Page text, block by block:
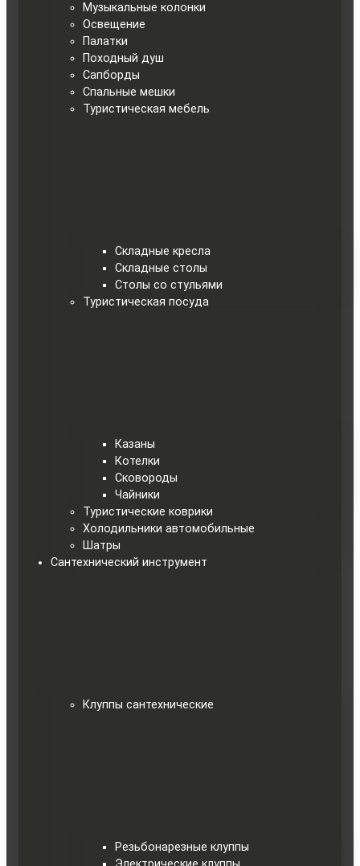
Музыкальные колонки
Освещение
Палатки
Походный душ
Сапборды
Спальные мешки
Туристическая мебель
Складные кресла
Складные столы
Столы со стульями
Туристическая посуда
Казаны
Котелки
Сковороды
Чайники
Туристические коврики
Холодильники автомобильные
Шатры
Сантехнический инструмент
Клуппы сантехнические
Резьбонарезные клуппы